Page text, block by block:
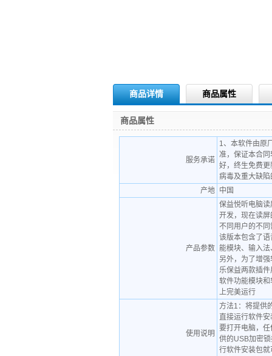
商品详情 商品属性
商品属性
服务承诺
1、本软件由原
准，保证本合
好，终生免费
病毒及重大
产地 中国
产品参数
保益悦听电脑
开发，现在读
不同用户的不
该版本包含了
能模块、输入
另外，为了增
乐保益两款插
软件功能模块
上完美运行
使用说明
方法1：将提供
直接运行软件
要打开电脑，
供的USB加密
行软件安装包